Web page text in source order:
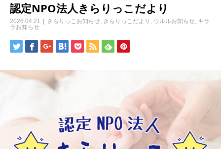
認定NPO法人きらりっこだより
2026.04.21 きらりっこお知らせ, きらりっこだより , ウルルお知らせ, キラ
ラお知らせ